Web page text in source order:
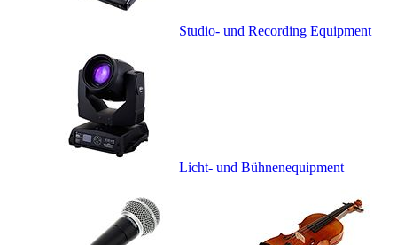
Studio- und Recording Equipment
Licht- und Bühnenequipment